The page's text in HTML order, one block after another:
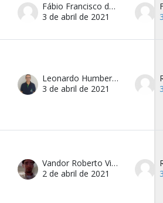
Fábio Francisco de Araujo
3 de abril de 2021
Leonardo Humberto Guimarães Silva
3 de abril de 2021
Vandor Roberto Vilardi Rissoli
2 de abril de 2021